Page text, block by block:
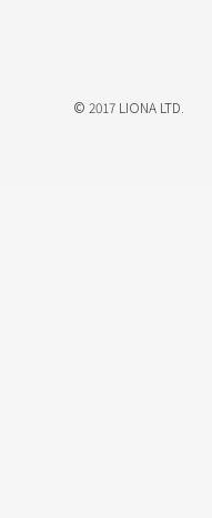
© 2017 LIONA LTD.